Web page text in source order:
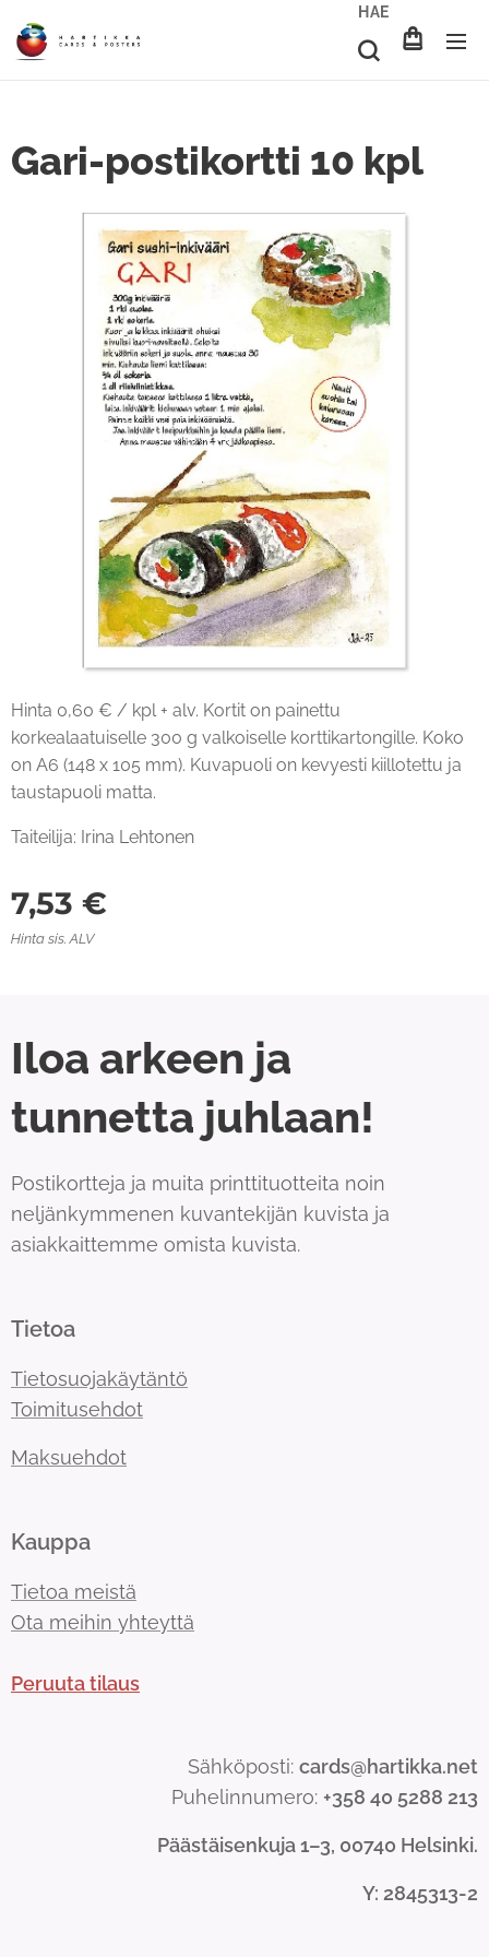
HAE
Gari-postikortti 10 kpl
Hinta 0,60 € / kpl + alv. Kortit on painettu
korkealaatuiselle 300 g valkoiselle korttikartongille. Koko
on A6 (148 x 105 mm). Kuvapuoli on kevyesti kiillotettu ja
taustapuoli matta.
Taiteilija: Irina Lehtonen
7,53 €
Hinta sis. ALV
Iloa arkeen ja
tunnetta juhlaan!
Postikortteja ja muita printtituotteita noin
neljänkymmenen kuvantekijän kuvista ja
asiakkaittemme omista kuvista.
Tietoa
Tietosuojakäytäntö
Toimitusehdot
Maksuehdot
Kauppa
Tietoa meistä
Ota meihin yhteyttä
Peruuta tilaus
Sähköposti: cards@hartikka.net
Puhelinnumero: +358 40 5288 213
Päästäisenkuja 1–3, 00740 Helsinki.
Y: 2845313-2